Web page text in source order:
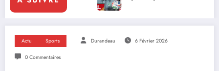
Actu Sports Durandeau 6 Février 2026
0 Commentaires